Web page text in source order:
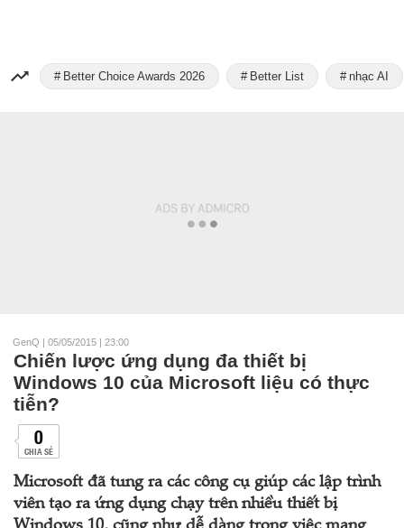
Better Choice Awards 2026 Better List nhạc AI
GenQ | 05/05/2015 | 23:00
Chiến lược ứng dụng đa thiết bị
Windows 10 của Microsoft liệu có thực
tiễn?
0
CHIA SẺ
Microsoft đã tung ra các công cụ giúp các lập trình
viên tạo ra ứng dụng chạy trên nhiều thiết bị